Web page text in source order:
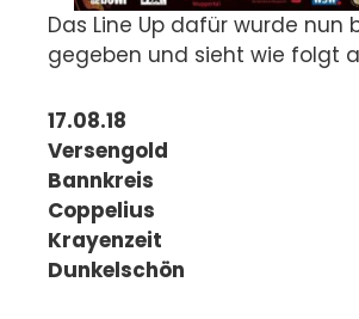
Das Line Up dafür wurde nun
gegeben und sieht wie folgt
17.08.18
Versengold
Bannkreis
Coppelius
Krayenzeit
Dunkelschön